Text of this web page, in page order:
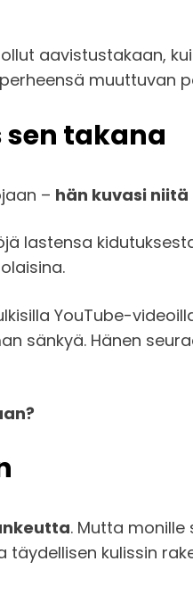
aavistustakaan,
muuttuvan
sen takana
– hän kuvasi niitä
lastensa
YouTube-
sänkyä. Hänen
. Mutta monille
kulissin